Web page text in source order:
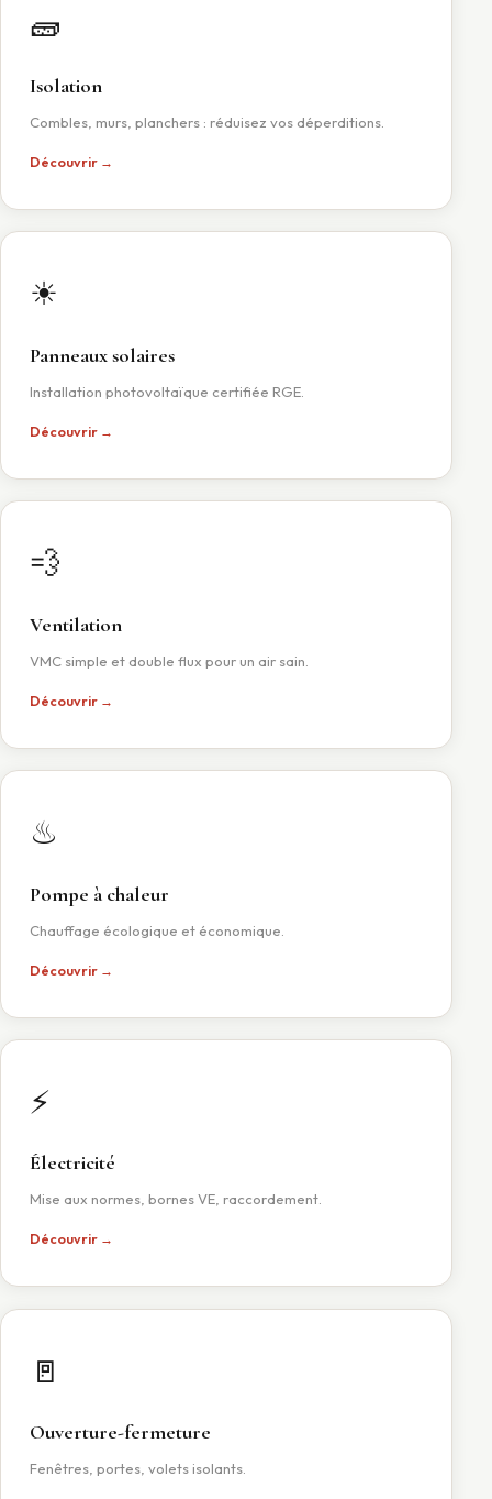
🧱
Isolation
Combles, murs, planchers : réduisez vos déperditions.
Découvrir →
☀
Panneaux solaires
Installation photovoltaïque certifiée RGE.
Découvrir →
💨
Ventilation
VMC simple et double flux pour un air sain.
Découvrir →
♨
Pompe à chaleur
Chauffage écologique et économique.
Découvrir →
⚡
Électricité
Mise aux normes, bornes VE, raccordement.
Découvrir →
🚪
Ouverture-fermeture
Fenêtres, portes, volets isolants.